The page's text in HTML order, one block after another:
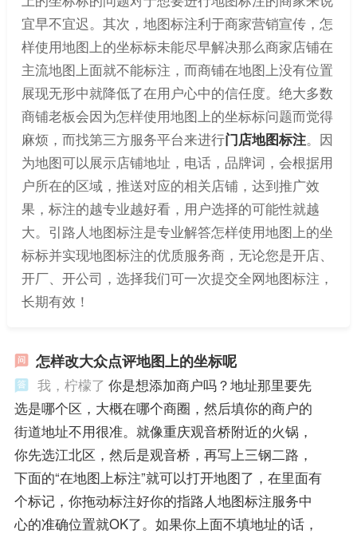
宜早不宜迟。其次，地图标注利于商家营销宣传，怎
样使用地图上的坐标标未能尽早解决那么商家店铺在
主流地图上面就不能标注，而商铺在地图上没有位置
展现无形中就降低了在用户心中的信任度。绝大多数
商铺老板会因为怎样使用地图上的坐标标问题而觉得
麻烦，而找第三方服务平台来进行门店地图标注。因
为地图可以展示店铺地址，电话，品牌词，会根据用
户所在的区域，推送对应的相关店铺，达到推广效
果，标注的越专业越好看，用户选择的可能性就越
大。引路人地图标注是专业解答怎样使用地图上的坐
标标并实现地图标注的优质服务商，无论您是开店、
开厂、开公司，选择我们可一次提交全网地图标注，
长期有效！
怎样改大众点评地图上的坐标呢
我，柠檬了 你是想添加商户吗？地址那里要先
选是哪个区，大概在哪个商圈，然后填你的商户的
街道地址不用很准。就像重庆观音桥附近的火锅，
你先选江北区，然后是观音桥，再写上三钢二路，
下面的“在地图上标注”就可以打开地图了，在里面有
个标记，你拖动标注好你的指路人地图标注服务中
心的准确位置就OK了。如果你上面不填地址的话，